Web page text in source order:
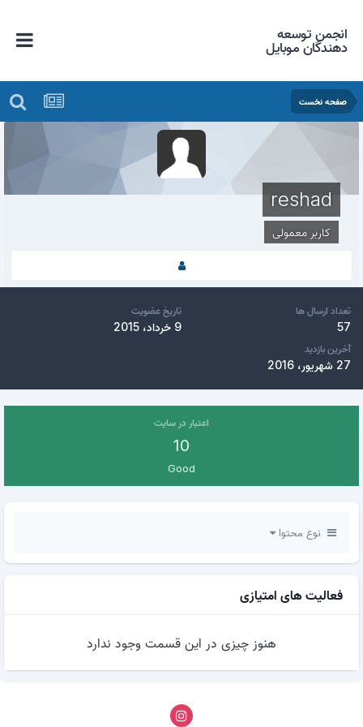
انجمن توسعه
دهندگان موبایل
صفحه نخست
reshad
کاربر معمولی
تعداد ارسال ها
57
تاریخ عضویت
9 خرداد، 2015
آخرین بازدید
27 شهریور، 2016
اعتبار در سایت
10
Good
نوع محتوا
فعالیت های امتیازی
هنوز چیزی در این قسمت وجود ندارد